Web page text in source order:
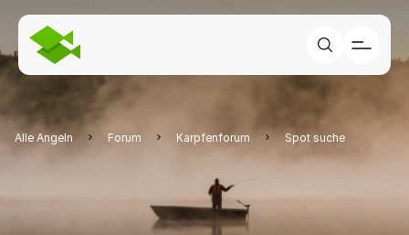
Alle Angeln Forum Karpfenforum Spot suche